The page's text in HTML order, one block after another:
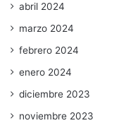
abril 2024
marzo 2024
febrero 2024
enero 2024
diciembre 2023
noviembre 2023